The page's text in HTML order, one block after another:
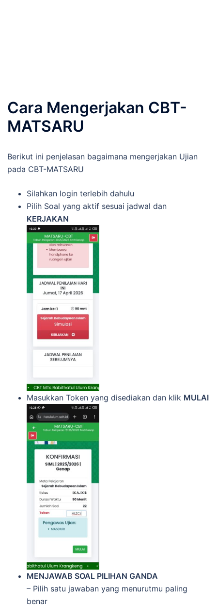
Cara Mengerjakan CBT-
MATSARU
Berikut ini penjelasan bagaimana mengerjakan Ujian
pada CBT-MATSARU
Silahkan login terlebih dahulu
Pilih Soal yang aktif sesuai jadwal dan
KERJAKAN
Masukkan Token yang disediakan dan klik MULAI
MENJAWAB SOAL PILIHAN GANDA
– Pilih satu jawaban yang menurutmu paling
benar